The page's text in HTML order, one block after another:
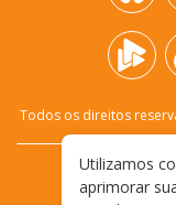
Todos os direitos
Utilizamos
aprimorar